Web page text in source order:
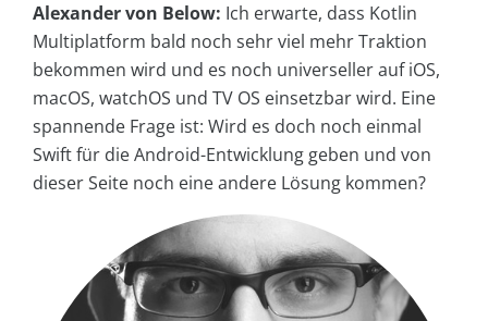
Alexander von Below: Ich erwarte, dass Kotlin
Multiplatform bald noch sehr viel mehr Traktion
bekommen wird und es noch universeller auf iOS,
macOS, watchOS und TV OS einsetzbar wird. Eine
spannende Frage ist: Wird es doch noch einmal
Swift für die Android-Entwicklung geben und von
dieser Seite noch eine andere Lösung kommen?